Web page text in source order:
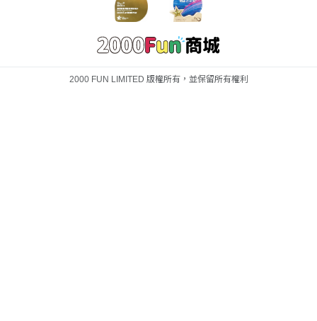
2000 FUN LIMITED 版權所有，並保留所有權利